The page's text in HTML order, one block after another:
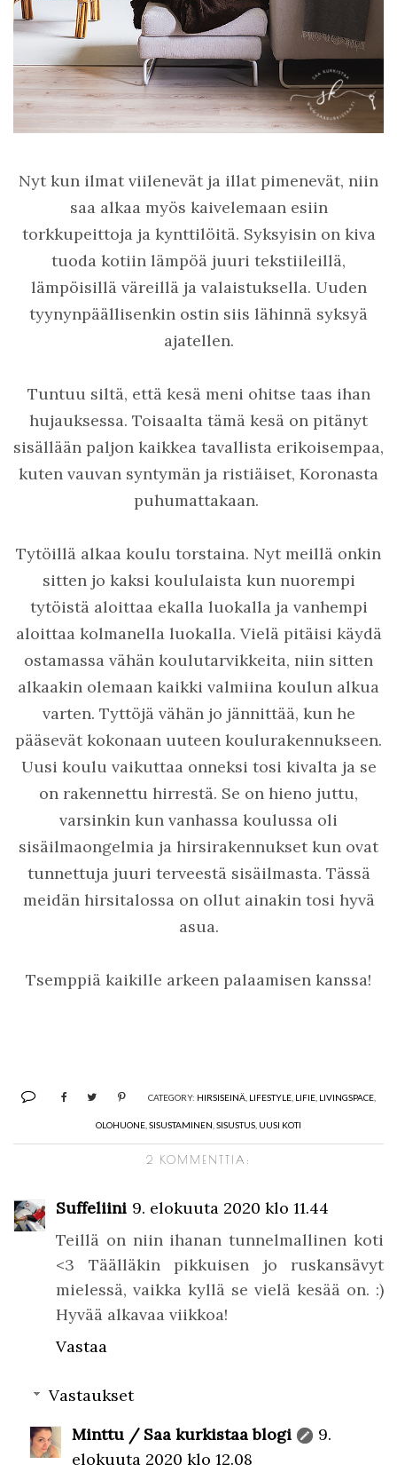
Nyt kun ilmat viilenevät ja illat pimenevät, niin
saa alkaa myös kaivelemaan esiin
torkkupeittoja ja kynttilöitä. Syksyisin on kiva
tuoda kotiin lämpöä juuri tekstiileillä,
lämpöisillä väreillä ja valaistuksella. Uuden
tyynynpäällisenkin ostin siis lähinnä syksyä
ajatellen.
Tuntuu siltä, että kesä meni ohitse taas ihan
hujauksessa. Toisaalta tämä kesä on pitänyt
sisällään paljon kaikkea tavallista erikoisempaa,
kuten vauvan syntymän ja ristiäiset, Koronasta
puhumattakaan.
Tytöillä alkaa koulu torstaina. Nyt meillä onkin
sitten jo kaksi koululaista kun nuorempi
tytöistä aloittaa ekalla luokalla ja vanhempi
aloittaa kolmanella luokalla. Vielä pitäisi käydä
ostamassa vähän koulutarvikkeita, niin sitten
alkaakin olemaan kaikki valmiina koulun alkua
varten. Tyttöjä vähän jo jännittää, kun he
pääsevät kokonaan uuteen koulurakennukseen.
Uusi koulu vaikuttaa onneksi tosi kivalta ja se
on rakennettu hirrestä. Se on hieno juttu,
varsinkin kun vanhassa koulussa oli
sisäilmaongelmia ja hirsirakennukset kun ovat
tunnettuja juuri terveestä sisäilmasta. Tässä
meidän hirsitalossa on ollut ainakin tosi hyvä
asua.
Tsemppiä kaikille arkeen palaamisen kanssa!
CATEGORY: HIRSISEINÄ LIFESTYLE LIFIE LIVINGSPACE
OLOHUONE SISUSTAMINEN SISUSTUS UUSI KOTI
2 KOMMENTTIA:
Suffeliini 9. elokuuta 2020 klo 11.44
Teillä on niin ihanan tunnelmallinen koti
<3 Täälläkin pikkuisen jo ruskansävyt
mielessä, vaikka kyllä se vielä kesää on. :)
Hyvää alkavaa viikkoa!
Vastaa
Vastaukset
Minttu / Saa kurkistaa blogi
9.
elokuuta 2020 klo 12.08